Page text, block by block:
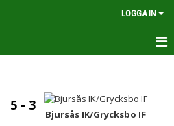
LOGGA IN
5 - 3
Bjursås IK/Grycksbo IF